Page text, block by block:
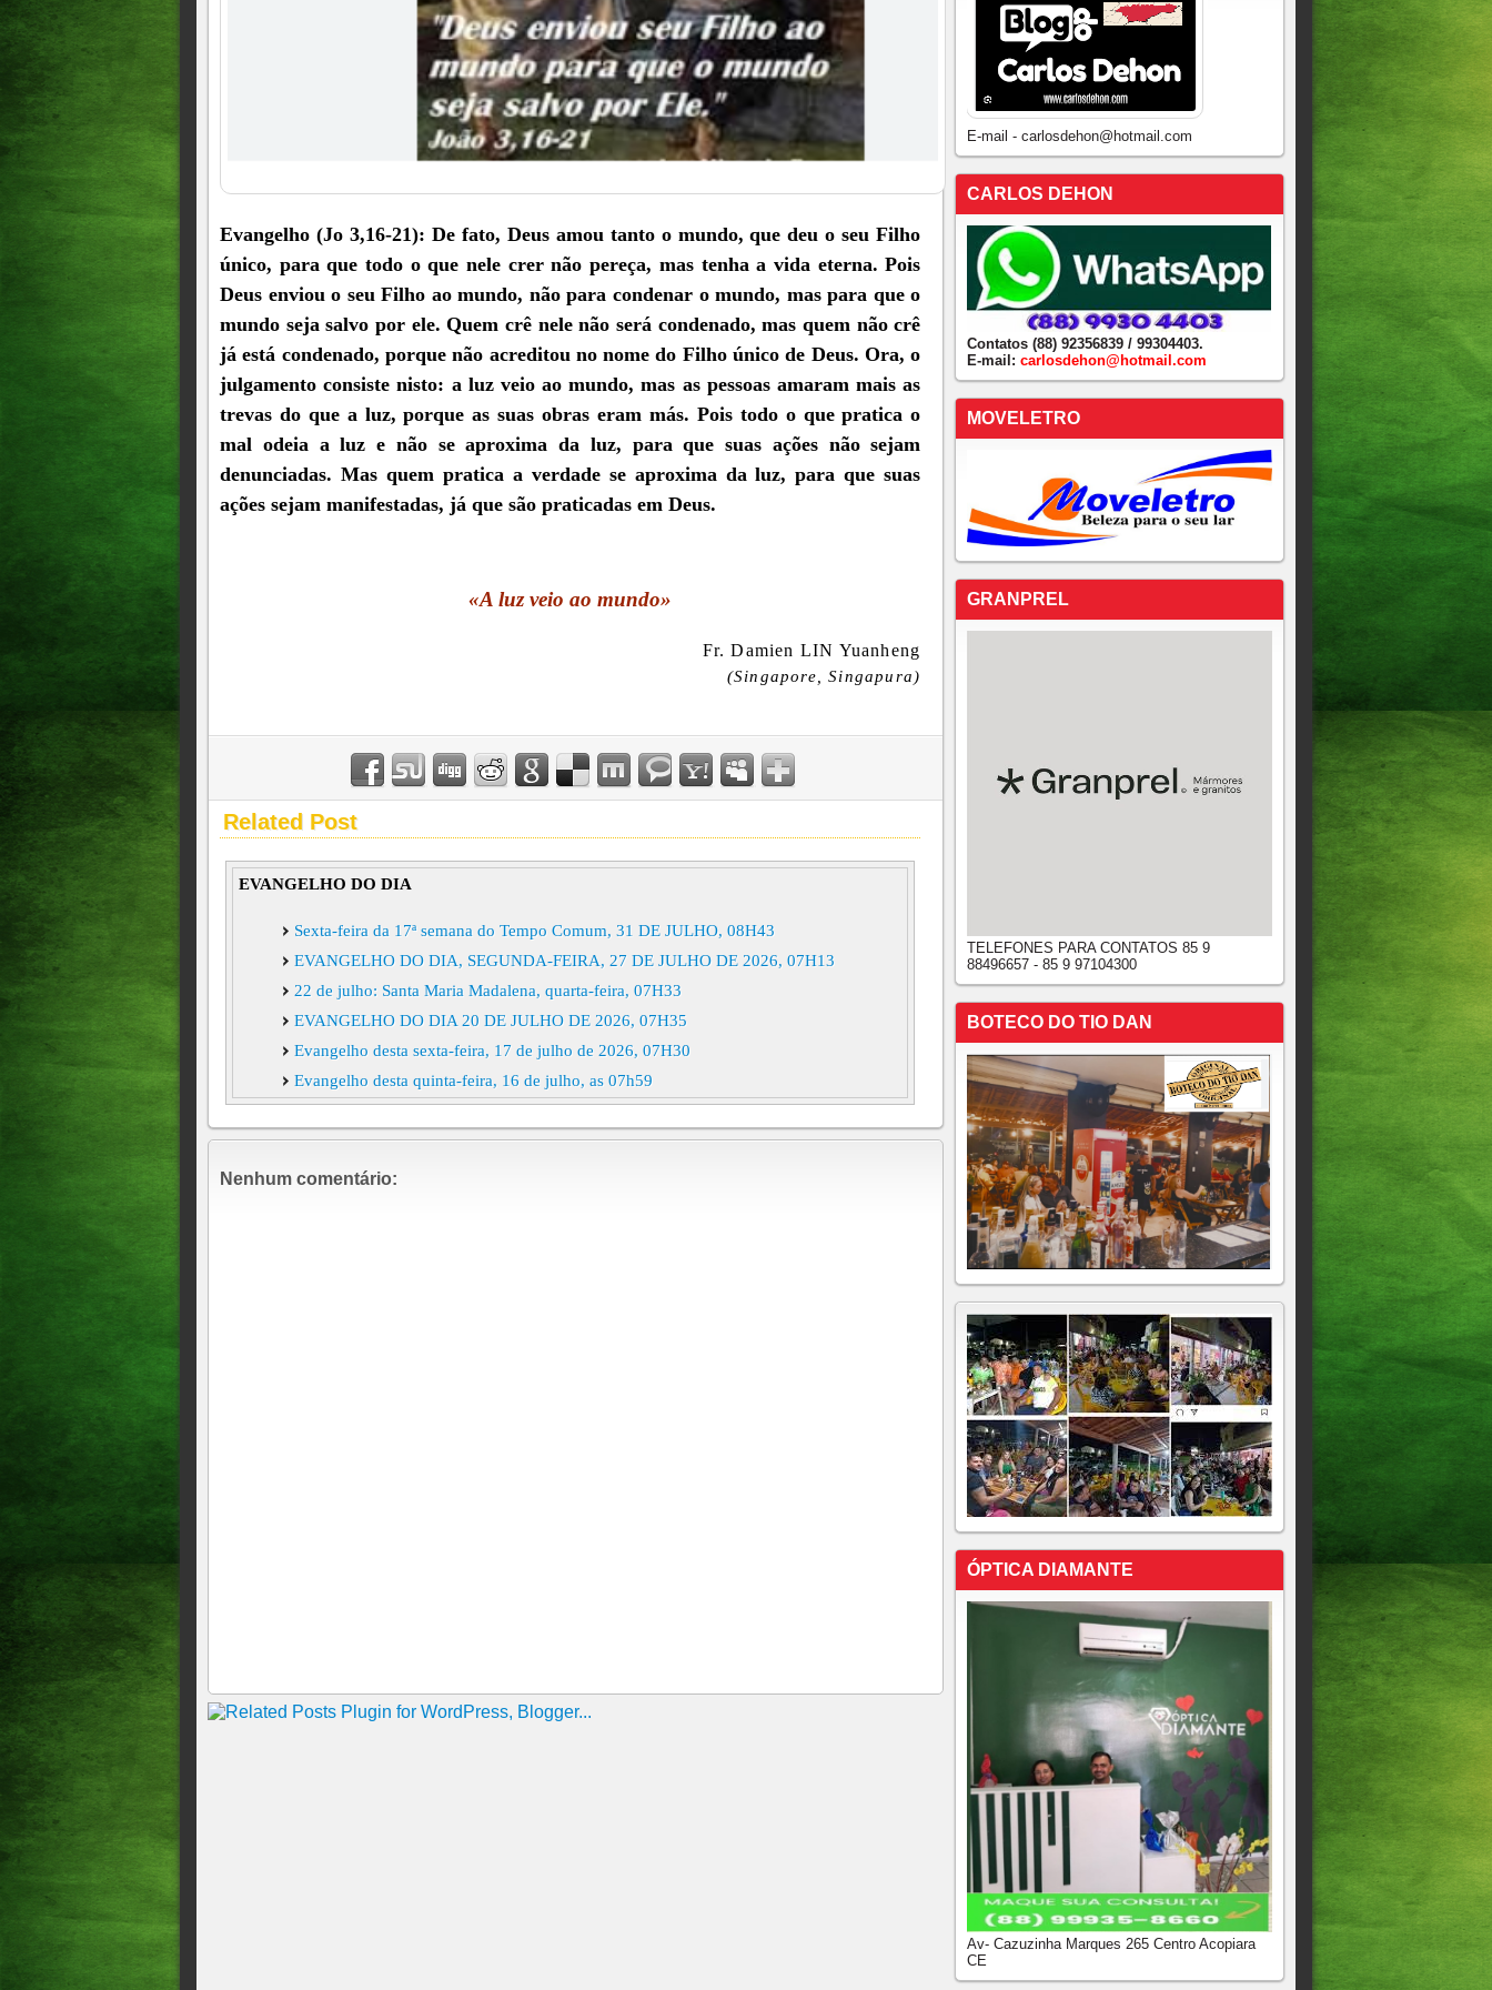
Evangelho (Jo 3,16-21): De fato, Deus amou tanto o mundo, que deu o seu Filho
único, para que todo o que nele crer não pereça, mas tenha a vida eterna. Pois
Deus enviou o seu Filho ao mundo, não para condenar o mundo, mas para que o
mundo seja salvo por ele. Quem crê nele não será condenado, mas quem não crê
já está condenado, porque não acreditou no nome do Filho único de Deus. Ora, o
julgamento consiste nisto: a luz veio ao mundo, mas as pessoas amaram mais as
trevas do que a luz, porque as suas obras eram más. Pois todo o que pratica o
mal odeia a luz e não se aproxima da luz, para que suas ações não sejam
denunciadas. Mas quem pratica a verdade se aproxima da luz, para que suas
ações sejam manifestadas, já que são praticadas em Deus.
«A luz veio ao mundo»
Fr. Damien LIN Yuanheng
(Singapore, Singapura)
Related Post
EVANGELHO DO DIA
Sexta-feira da 17ª semana do Tempo Comum, 31 DE JULHO, 08H43
EVANGELHO DO DIA, SEGUNDA-FEIRA, 27 DE JULHO DE 2026, 07H13
22 de julho: Santa Maria Madalena, quarta-feira, 07H33
EVANGELHO DO DIA 20 DE JULHO DE 2026, 07H35
Evangelho desta sexta-feira, 17 de julho de 2026, 07H30
Evangelho desta quinta-feira, 16 de julho, as 07h59
Evangelho desta quarta-feira, 15 de julho de 2026, 08h38
Terça-feira da 15ª semana do Tempo Comum, 14 de julho de 2026, 07h57
Evangelho desta segunda- feira, 13 de julho de 2026, 07h59
Nenhum comentário:
E-mail - carlosdehon@hotmail.com
CARLOS DEHON
Contatos (88) 92356839 / 99304403.
E-mail: carlosdehon@hotmail.com
MOVELETRO
GRANPREL
TELEFONES PARA CONTATOS 85 9
88496657 - 85 9 97104300
BOTECO DO TIO DAN
ÓPTICA DIAMANTE
Av- Cazuzinha Marques 265 Centro Acopiara
CE